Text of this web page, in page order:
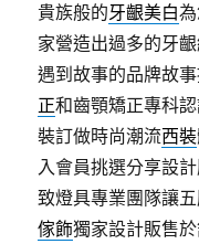
貴族般的牙齦美白
家營造出過多的牙
遇到故事的品牌故
正和齒顎矯正專科
裝訂做時尚潮流西裝
入會員挑選分享設
致燈具專業團隊讓
傢飾獨家設計販售